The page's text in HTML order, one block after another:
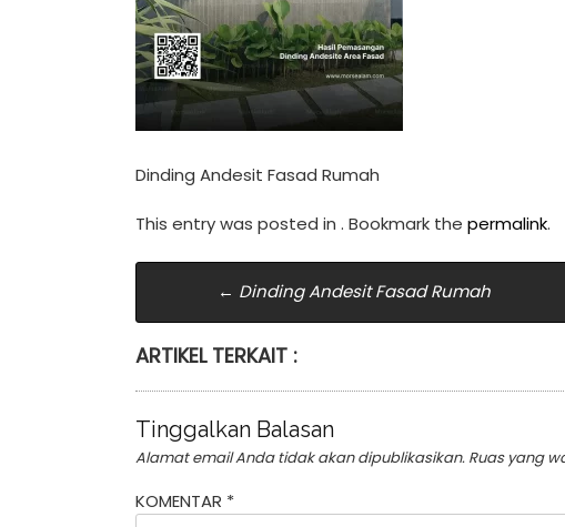
Dinding Andesit Fasad Rumah
This entry was posted in . Bookmark the permalink.
Post
navigation
← Dinding Andesit Fasad Rumah
ARTIKEL TERKAIT :
Tinggalkan Balasan
Alamat email Anda tidak akan dipublikasikan. Ruas yang
KOMENTAR *